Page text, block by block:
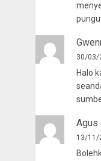
30/03/
Halo
Agus
13/11/